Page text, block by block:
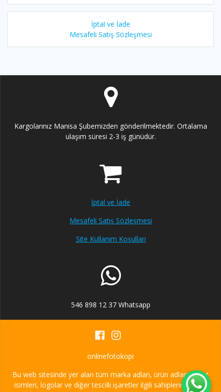
İptal ve İade
Mesafeli Satış Sözleşmesi
Kargolarınız Manisa Şubemizden gönderilmektedir. Ortalama
ulaşım süresi 2-3 iş günüdür.
İptal ve İade
Mesafeli Satış Sözleşmesi
Site Kullanım Koşulları
546 898 12 37 Whatsapp
onlinefotokopi
Bu web sitesinde yer alan tüm marka adları, ürün adları, şirket
isimleri, logolar ve diğer tescilli işaretler ilgili sahiplerinin ticari